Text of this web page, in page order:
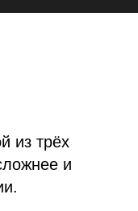
из трёх
и